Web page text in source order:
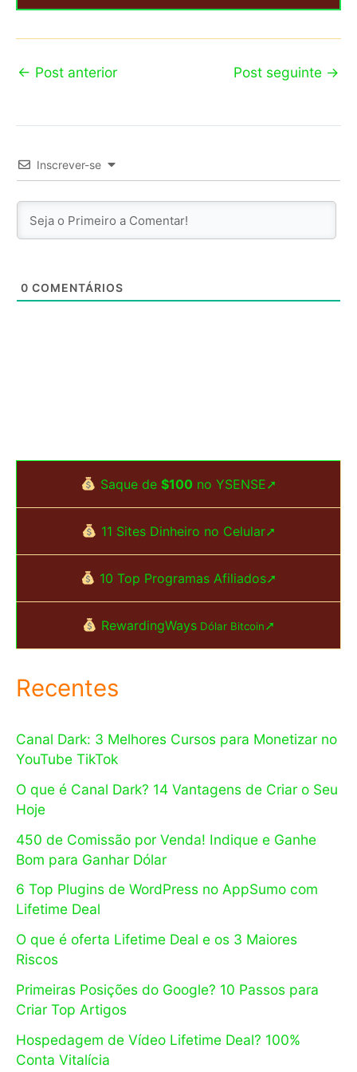
← Post anterior Post seguinte →
Inscrever-se
0 COMENTÁRIOS
Saque de $100no YSENSE➚
11 Sites Dinheiro no Celular➚
10 Top Programas Afiliados➚
RewardingWays Dólar Bitcoin➚
Recentes
Canal Dark: 3 Melhores Cursos para Monetizar no
YouTube TikTok
O que é Canal Dark? 14 Vantagens de Criar o Seu
Hoje
450 de Comissão por Venda! Indique e Ganhe
Bom para Ganhar Dólar
6 Top Plugins de WordPress no AppSumo com
Lifetime Deal
O que é oferta Lifetime Deal e os 3 Maiores
Riscos
Primeiras Posições do Google? 10 Passos para
Criar Top Artigos
Hospedagem de Vídeo Lifetime Deal? 100%
Conta Vitalícia